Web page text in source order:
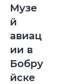
Музе
й
авиац
ии в
Бобру
йске